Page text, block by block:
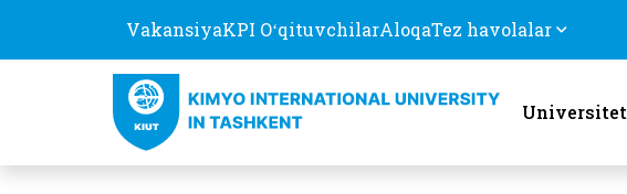
VakansiyaKPI OʻqituvchilarAloqaTez havolalar
Universitet